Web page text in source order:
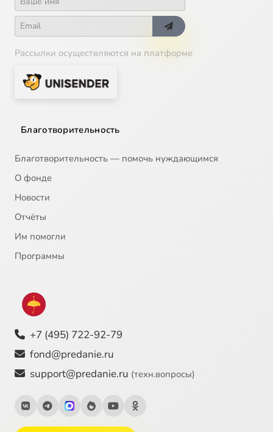
Рассылки осуществляются на платформе
Благотворительность
Благотворительность — помочь нуждающимся
О фонде
Новости
Отчёты
Им помогли
Программы
+7 (495) 722-92-79
fond@predanie.ru
support@predanie.ru (техн.вопросы)